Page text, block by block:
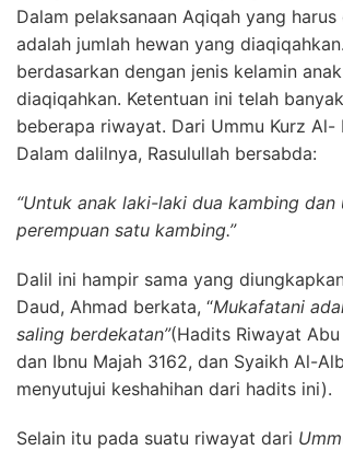
Dalam pelaksanaan Aqiqah yang
adalah jumlah hewan yang
berdasarkan dengan jenis kelamin
diaqiqahkan. Ketentuan ini telah
beberapa riwayat. Dari Ummu Kurz Al-
Dalam dalilnya, Rasulullah bersabda:
“Untuk anak laki-laki dua kambing dan
perempuan satu kambing.”
Dalil ini hampir sama yang
Daud, Ahmad berkata, “Mukafatani
saling berdekatan”(Hadits Riwayat
dan Ibnu Majah 3162, dan Syaikh Al-
menyutujui keshahihan dari hadits ini).
Selain itu pada suatu riwayat dari